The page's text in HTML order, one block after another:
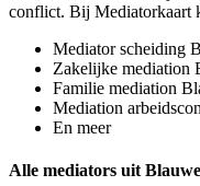
conflict. Bij Mediatorkaart
Mediator scheiding
Zakelijke mediation
Familie mediation
Mediation
En meer
Alle mediators uit